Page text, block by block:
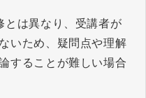
とは異なり、受講者が
いため、疑問点や理解
することが難しい場合